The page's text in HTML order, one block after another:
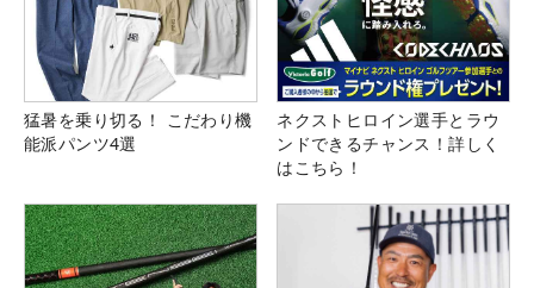
猛暑を乗り切る！ こだわり機
能派パンツ4選
ネクストヒロイン選手とラウ
ンドできるチャンス！詳しく
はこちら！